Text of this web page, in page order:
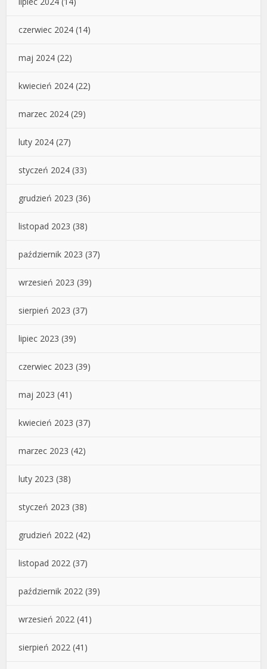
czerwiec 2024 (14)
maj 2024 (22)
kwiecień 2024 (22)
marzec 2024 (29)
luty 2024 (27)
styczeń 2024 (33)
grudzień 2023 (36)
listopad 2023 (38)
październik 2023 (37)
wrzesień 2023 (39)
sierpień 2023 (37)
lipiec 2023 (39)
czerwiec 2023 (39)
maj 2023 (41)
kwiecień 2023 (37)
marzec 2023 (42)
luty 2023 (38)
styczeń 2023 (38)
grudzień 2022 (42)
listopad 2022 (37)
październik 2022 (39)
wrzesień 2022 (41)
sierpień 2022 (41)